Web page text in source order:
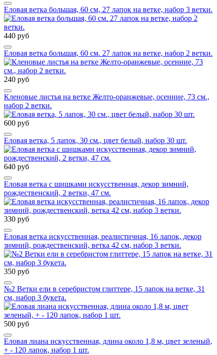
Еловая ветка большая, 60 см, 27 лапок на ветке, набор 3 ветки.
440 руб
Еловая ветка большая, 60 см. 27 лапок на ветке, набор 2 ветки.
240 руб
Кленовые листья на ветке Желто-оранжевые, осенние, 73 см.,
набор 2 ветки.
600 руб
Еловая ветка, 5 лапок, 30 см., цвет белый, набор 30 шт.
640 руб
Еловая ветка с шишками искусственная, декор зимний,
рождественский, 2 ветки, 47 см.
330 руб
Еловая ветка искусственная, реалистичная, 16 лапок, декор
зимний, рождественский, ветка 42 см, набор 3 ветки.
350 руб
№2 Ветки ели в серебристом глиттере, 15 лапок на ветке, 31
см, набор 3 букета.
500 руб
Еловая лиана искусственная, длина около 1,8 м, цвет зеленый,
+ - 120 лапок, набор 1 шт.